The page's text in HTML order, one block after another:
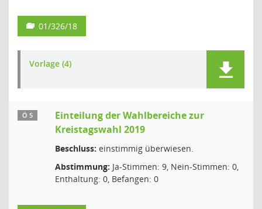
01/326/18
Vorlage (4)
Ö 5
Einteilung der Wahlbereiche zur
Kreistagswahl 2019
Beschluss: einstimmig überwiesen.
Abstimmung: Ja-Stimmen: 9, Nein-Stimmen: 0,
Enthaltung: 0, Befangen: 0